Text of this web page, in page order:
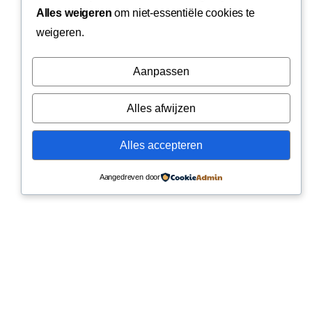
Alles weigeren om niet-essentiële cookies te
weigeren.
Aanpassen
Alles afwijzen
Alles accepteren
Aangedreven door